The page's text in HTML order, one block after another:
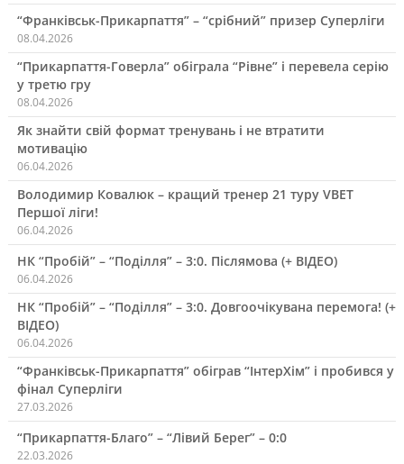
“Франківськ-Прикарпаття” – “срібний” призер Суперліги
08.04.2026
“Прикарпаття-Говерла” обіграла “Рівне” і перевела серію
у третю гру
08.04.2026
Як знайти свій формат тренувань і не втратити
мотивацію
06.04.2026
Володимир Ковалюк – кращий тренер 21 туру VBET
Першої ліги!
06.04.2026
НК “Пробій” – “Поділля” – 3:0. Післямова (+ ВІДЕО)
06.04.2026
НК “Пробій” – “Поділля” – 3:0. Довгоочікувана перемога! (+
ВІДЕО)
06.04.2026
“Франківськ-Прикарпаття” обіграв “ІнтерХім” і пробився у
фінал Суперліги
27.03.2026
“Прикарпаття-Благо” – “Лівий Берег” – 0:0
22.03.2026